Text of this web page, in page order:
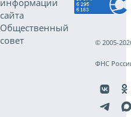
информации
сайта
Общественный
совет
© 2005-
ФНС